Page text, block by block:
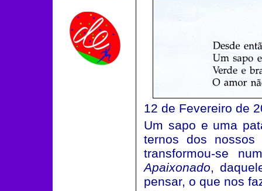
12 de Fevereiro de
Um sapo e uma
ternos dos nossos
transformou-se
Apaixonado,
pensar, o que nos